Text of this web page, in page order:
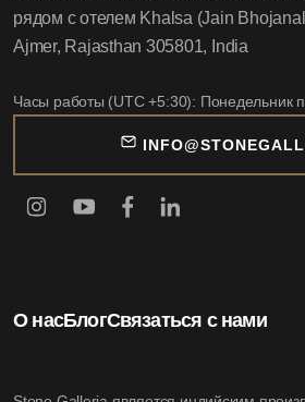
О насБлогСвязаться с нами
рядом с отелем Khalsa (Jain
Ajmer, Rajasthan 305801, India
Часы работы (UTC +5:30): Понедельник